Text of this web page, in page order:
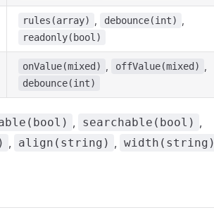
rules(array) debounce(int)
readonly(bool)
onValue(mixed) offValue(mixed)
debounce(int)
, searchable(bool) ,
, align(string) , width(string)